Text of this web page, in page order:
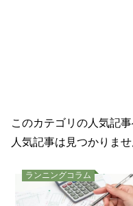
このカテゴリの人気記
人気記事は見つかりませ
ランニングコラム